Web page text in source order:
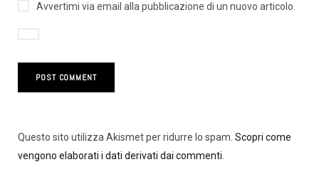
Avvertimi via email alla pubblicazione di un nuovo articolo.
Questo sito utilizza Akismet per ridurre lo spam. Scopri come
vengono elaborati i dati derivati dai commenti